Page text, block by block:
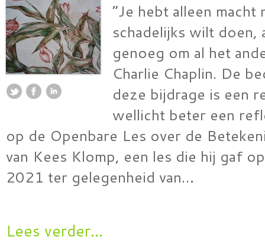
“Je hebt alleen macht
schadelijks wilt doen,
genoeg om al het
Charlie Chaplin. De
deze bijdrage is een
wellicht beter een
op de Openbare Les over de
van Kees Klomp, een les die hij gaf
2021 ter gelegenheid van…
Lees verder...